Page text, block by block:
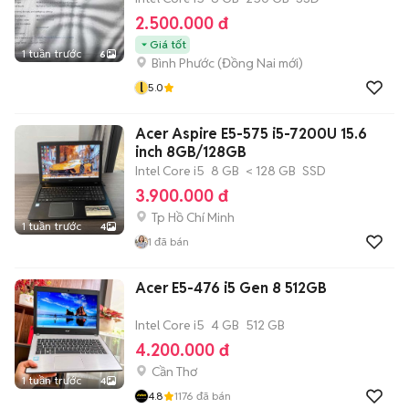
1 tuần trước 6
2.500.000 đ
Giá tốt
Bình Phước (Đồng Nai mới)
l 5.0
1 tuần trước 4
Acer Aspire E5-575 i5-7200U 15.6
inch 8GB/128GB
Intel Core i5 8 GB < 128 GB SSD
3.900.000 đ
Tp Hồ Chí Minh
1 đã bán
1 tuần trước 4
Acer E5-476 i5 Gen 8 512GB
Intel Core i5 4 GB 512 GB
4.200.000 đ
Cần Thơ
4.8 1176 đã bán